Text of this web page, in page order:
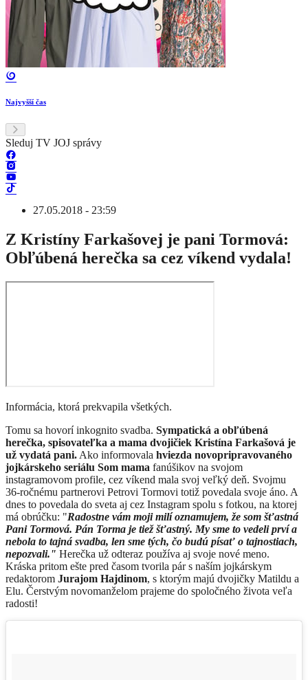
Najvyšší čas
Sleduj TV JOJ správy
27.05.2018 - 23:59
Z Kristíny Farkašovej je pani Tormová:
Obľúbená herečka sa cez víkend vydala!
Informácia, ktorá prekvapila všetkých.
Tomu sa hovorí inkognito svadba. Sympatická a obľúbená
herečka, spisovateľka a mama dvojičiek Kristína Farkašová je
už vydatá pani. Ako informovala hviezda novopripravovaného
jojkárskeho seriálu Som mama fanúšikov na svojom
instagramovom profile, cez víkend mala svoj veľký deň. Svojmu
36-ročnému partnerovi Petrovi Tormovi totiž povedala svoje áno. A
dnes to povedala do sveta aj cez Instagram spolu s fotkou, na ktorej
má obrúčku: "Radostne vám moji milí oznamujem, že som šťastná
Pani Tormová. Pán Torma je tiež šťastný. My sme to vedeli prví a
nebola to tajná svadba, len sme tých, čo budú písať o tajnostiach,
nepozvali." Herečka už odteraz používa aj svoje nové meno.
Kráska pritom ešte pred časom tvorila pár s naším jojkárskym
redaktorom Jurajom Hajdinom, s ktorým majú dvojičky Matildu a
Elu. Čerstvým novomanželom prajeme do spoločného života veľa
radosti!